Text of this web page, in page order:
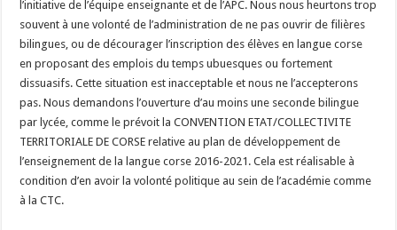
l’initiative de l’équipe enseignante et de l’APC. Nous nous heurtons trop
souvent à une volonté de l’administration de ne pas ouvrir de filières
bilingues, ou de décourager l’inscription des élèves en langue corse
en proposant des emplois du temps ubuesques ou fortement
dissuasifs. Cette situation est inacceptable et nous ne l’accepterons
pas. Nous demandons l’ouverture d’au moins une seconde bilingue
par lycée, comme le prévoit la CONVENTION ETAT/COLLECTIVITE
TERRITORIALE DE CORSE relative au plan de développement de
l’enseignement de la langue corse 2016-2021. Cela est réalisable à
condition d’en avoir la volonté politique au sein de l’académie comme
à la CTC.